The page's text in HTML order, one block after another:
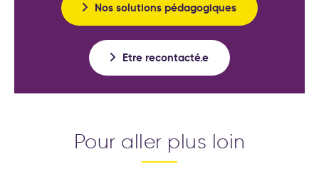
Nos solutions pédagogiques
Etre recontacté.e
Pour aller plus loin